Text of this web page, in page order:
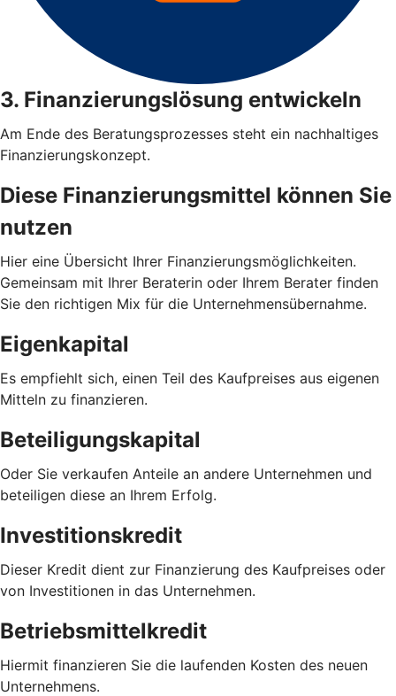
3. Finanzierungslösung entwickeln
Am Ende des Beratungsprozesses steht ein nachhaltiges
Finanzierungskonzept.
Diese Finanzierungsmittel können Sie
nutzen
Hier eine Übersicht Ihrer Finanzierungsmöglichkeiten.
Gemeinsam mit Ihrer Beraterin oder Ihrem Berater finden
Sie den richtigen Mix für die Unternehmensübernahme.
Eigenkapital
Es empfiehlt sich, einen Teil des Kaufpreises aus eigenen
Mitteln zu finanzieren.
Beteiligungskapital
Oder Sie verkaufen Anteile an andere Unternehmen und
beteiligen diese an Ihrem Erfolg.
Investitionskredit
Dieser Kredit dient zur Finanzierung des Kaufpreises oder
von Investitionen in das Unternehmen.
Betriebsmittelkredit
Hiermit finanzieren Sie die laufenden Kosten des neuen
Unternehmens.